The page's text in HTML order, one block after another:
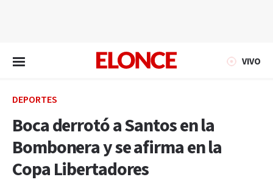
VIVO
DEPORTES
Boca derrotó a Santos en la
Bombonera y se afirma en la
Copa Libertadores